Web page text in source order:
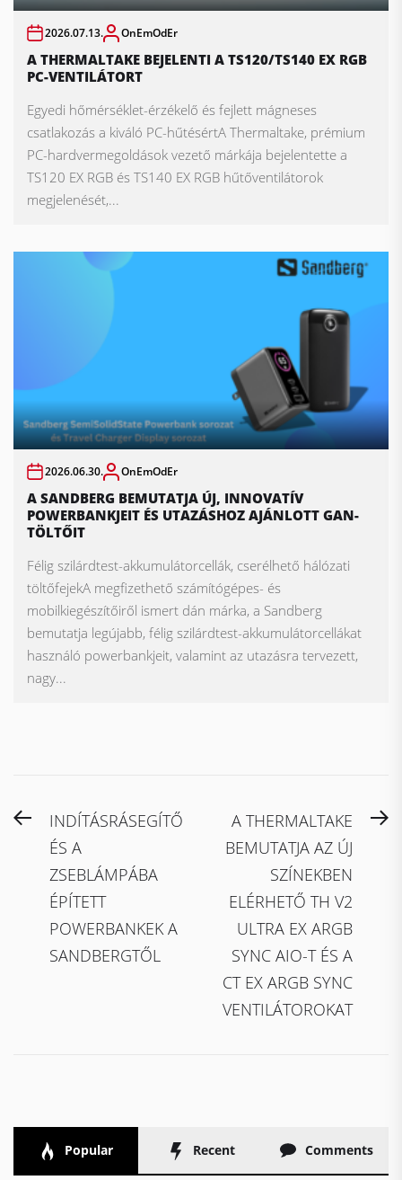
2026.07.13. OnEmOdEr
A THERMALTAKE BEJELENTI A TS120/TS140 EX RGB
PC-VENTILÁTORT
Egyedi hőmérséklet-érzékelő és fejlett mágneses
csatlakozás a kiváló PC-hűtésértA Thermaltake, prémium
PC-hardvermegoldások vezető márkája bejelentette a
TS120 EX RGB és TS140 EX RGB hűtőventilátorok
megjelenését,...
2026.06.30. OnEmOdEr
A SANDBERG BEMUTATJA ÚJ, INNOVATÍV
POWERBANKJEIT ÉS UTAZÁSHOZ AJÁNLOTT GAN-
TÖLTŐIT
Félig szilárdtest-akkumulátorcellák, cserélhető hálózati
töltőfejekA megfizethető számítógépes- és
mobilkiegészítőiről ismert dán márka, a Sandberg
bemutatja legújabb, félig szilárdtest-akkumulátorcellákat
használó powerbankjeit, valamint az utazásra tervezett,
nagy...
Bejegyzés
navigáció
PreviousINDÍTÁSRÁSEGÍTŐ
ÉS A
ZSEBLÁMPÁBA
ÉPÍTETT
POWERBANKEK A
SANDBERGTŐL
A THERMALTAKE
BEMUTATJA AZ ÚJ
SZÍNEKBEN
ELÉRHETŐ TH V2
ULTRA EX ARGB
SYNC AIO-T ÉS A
CT EX ARGB SYNC
VENTILÁTOROKAT
Popular Recent Comments